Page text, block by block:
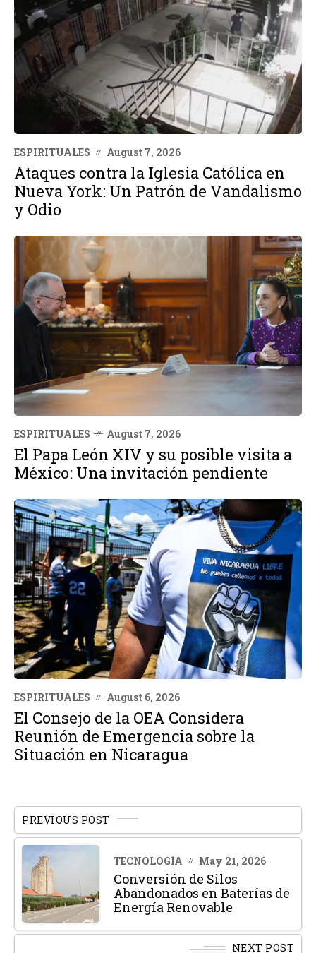
ESPIRITUALES August 7, 2026
Ataques contra la Iglesia Católica en
Nueva York: Un Patrón de Vandalismo
y Odio
ESPIRITUALES August 7, 2026
El Papa León XIV y su posible visita a
México: Una invitación pendiente
ESPIRITUALES August 6, 2026
El Consejo de la OEA Considera
Reunión de Emergencia sobre la
Situación en Nicaragua
PREVIOUS POST
TECNOLOGÍA May 21, 2026
Conversión de Silos
Abandonados en Baterías de
Energía Renovable
NEXT POST